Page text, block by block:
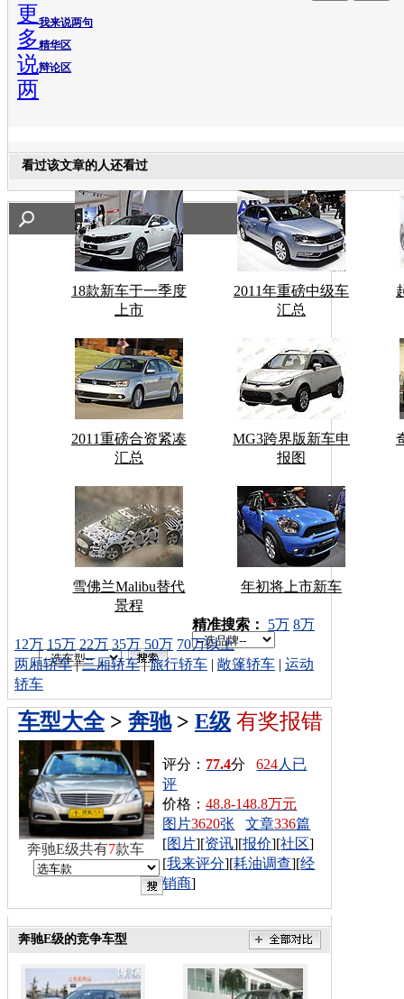
我来说两句
精华区
辩论区
更
多
说
两
看过该文章的人还看过
18款新车于一季度
上市
2011年重磅中级车
汇总
2011重磅合资紧凑
汇总
MG3跨界版新车申
报图
雪佛兰Malibu替代
景程
年初将上市新车
车型搜索：
精准搜索： 5万 8万
12万 15万 22万 35万 50万 70万以上
两厢轿车|三厢轿车|旅行轿车 | 敞篷轿车 | 运动
轿车
有奖报错
车型大全> 奔驰> E级
评分： 77.4分624人已
评
价格：48.8-148.8万元
图片3620张 文章336篇
[图片][资讯][报价][社区]
[我来评分][耗油调查][经
销商]
奔驰E级共有7款车
奔驰E级的竞争车型